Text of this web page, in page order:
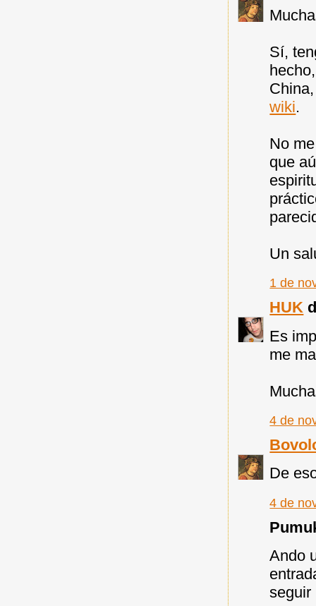
Sí,
wiki.
No
que
Un
1 de
HUK
Es
me
4 de
De
4 de
Ando
seguir